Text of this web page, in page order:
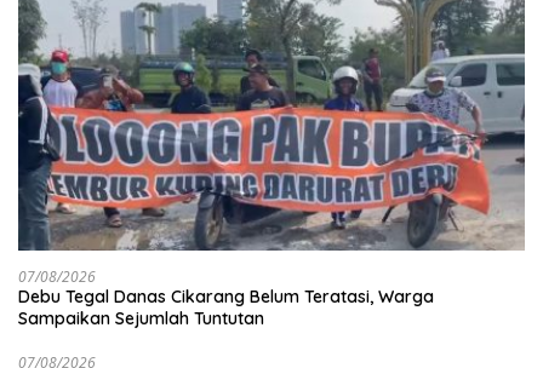
07/08/2026
Debu Tegal Danas Cikarang Belum Teratasi, Warga
Sampaikan Sejumlah Tuntutan
07/08/2026